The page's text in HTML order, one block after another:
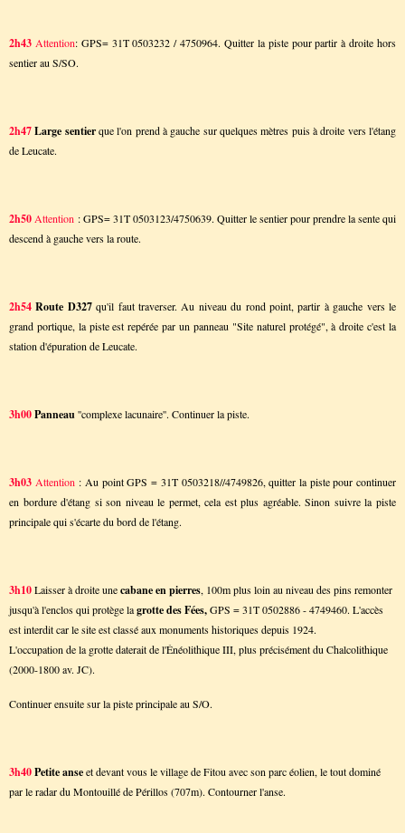
2h43 Attention: GPS= 31T 0503232 / 4750964. Quitter la piste pour partir à droite hors
sentier au S/SO.
2h47Large sentierque l'on prend à gauche sur quelques mètres puis à droite vers l'étang
de Leucate.
2h50 Attention : GPS= 31T 0503123/4750639. Quitter le sentier pour prendre la sente qui
descend à gauche vers la route.
2h54Route D327qu'il faut traverser. Au niveau du rond point, partir à gauche vers le
grand portique, la piste est repérée par un panneau "Site naturel protégé", à droite c'est la
station d'épuration de Leucate.
3h00Panneau''complexe lacunaire''. Continuer la piste.
3h03 Attention : Au point GPS = 31T 0503218//4749826, quitter la piste pour continuer
en bordure d'étang si son niveau le permet, cela est plus agréable. Sinon suivre la piste
principale qui s'écarte du bord de l'étang.
3h10Laisser à droite unecabane en pierres, 100m plus loin au niveau des pins remonter
jusqu'à l'enclos qui protège lagrotte des Fées,GPS = 31T 0502886 - 4749460. L'accès
est interdit car le site est classé aux monuments historiques depuis 1924.
L'occupation de la grotte daterait de l'Énéolithique III, plus précisément du Chalcolithique
(2000-1800 av. JC).
Continuer ensuite sur la piste principale au S/O.
3h40Petite anseet devant vous le village de Fitou avec son parc éolien, le tout dominé
par le radar du Montouillé de Périllos (707m). Contourner l'anse.